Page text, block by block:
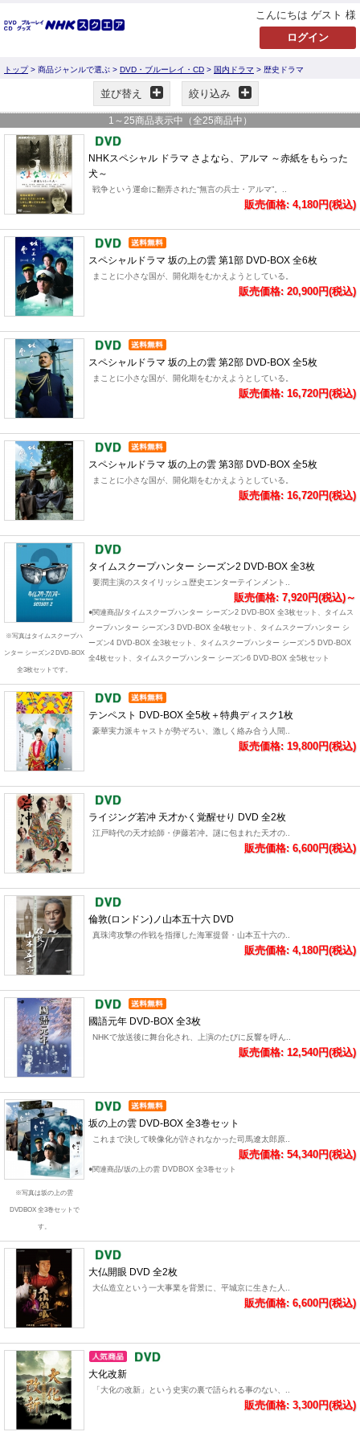
こんにちは ゲスト 様
トップ> 商品ジャンルで選ぶ > DVD・ブルーレイ・CD > 国内ドラマ > 歴史ドラマ
並び替え 絞り込み
1 ～ 25商品表示中（全25商品中）
NHKスペシャル ドラマ さよなら、アルマ ～赤紙をもらった
犬～
戦争という運命に翻弄された“無言の兵士・アルマ”。..
販売価格: 4,180円(税込)
スペシャルドラマ 坂の上の雲 第1部 DVD-BOX 全6枚
まことに小さな国が、開化期をむかえようとしている。
販売価格: 20,900円(税込)
スペシャルドラマ 坂の上の雲 第2部 DVD-BOX 全5枚
まことに小さな国が、開化期をむかえようとしている。
販売価格: 16,720円(税込)
スペシャルドラマ 坂の上の雲 第3部 DVD-BOX 全5枚
まことに小さな国が、開化期をむかえようとしている。
販売価格: 16,720円(税込)
※写真はタイムスクープハ
ンター シーズン2 DVD-BOX
全3枚セットです。
タイムスクープハンター シーズン2 DVD-BOX 全3枚
要潤主演のスタイリッシュ歴史エンターテインメント..
販売価格: 7,920円(税込)～
●関連商品/タイムスクープハンター シーズン2 DVD-BOX 全3枚セット、タイムス
クープハンター シーズン3 DVD-BOX 全4枚セット、タイムスクープハンター シ
ーズン4 DVD-BOX 全3枚セット、タイムスクープハンター シーズン5 DVD-BOX
全4枚セット、タイムスクープハンター シーズン6 DVD-BOX 全5枚セット
テンペスト DVD-BOX 全5枚＋特典ディスク1枚
豪華実力派キャストが勢ぞろい、激しく絡み合う人間..
販売価格: 19,800円(税込)
ライジング若冲 天才かく覚醒せり DVD 全2枚
江戸時代の天才絵師・伊藤若冲。謎に包まれた天才の..
販売価格: 6,600円(税込)
倫敦(ロンドン)ノ山本五十六 DVD
真珠湾攻撃の作戦を指揮した海軍提督・山本五十六の..
販売価格: 4,180円(税込)
國語元年 DVD-BOX 全3枚
NHKで放送後に舞台化され、上演のたびに反響を呼ん..
販売価格: 12,540円(税込)
※写真は坂の上の雲
DVDBOX 全3巻セットで
す。
坂の上の雲 DVD-BOX 全3巻セット
これまで決して映像化が許されなかった司馬遼太郎原..
販売価格: 54,340円(税込)
●関連商品/坂の上の雲 DVDBOX 全3巻セット
大仏開眼 DVD 全2枚
大仏造立という一大事業を背景に、平城京に生きた人..
販売価格: 6,600円(税込)
大化改新
「大化の改新」という史実の裏で語られる事のない、..
販売価格: 3,300円(税込)